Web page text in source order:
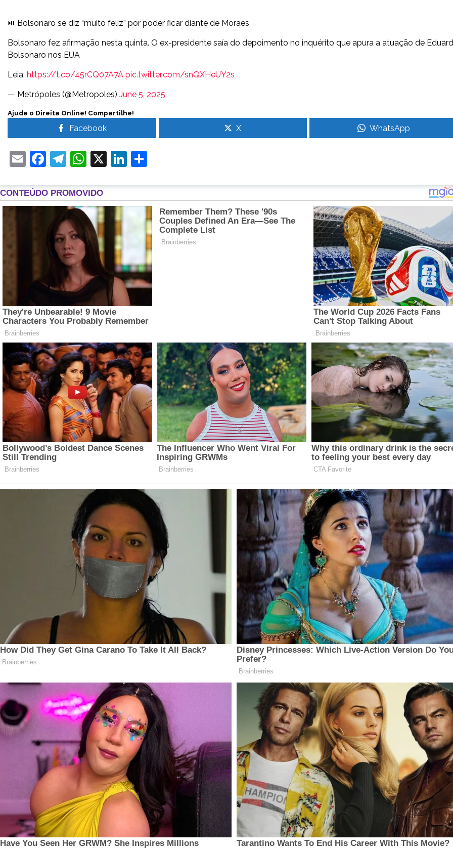
⏯️ Bolsonaro se diz “muito feliz” por poder ficar diante de Moraes
Bolsonaro fez afirmação nesta quinta. O ex-presidente saía do depoimento no inquérito que apura a atuação de
Bolsonaro nos EUA
Leia: https://t.co/45rCQ07A7A pic.twitter.com/snQXHeUY2s
— Metrópoles (@Metropoles) June 5, 2025
Ajude o Direita Online! Compartilhe!
Facebook X WhatsApp
EmailFacebook
Telegram
WhatsApp
X LinkedIn